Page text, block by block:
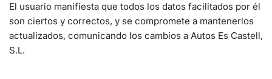
El usuario manifiesta que todos los datos facilitados por él
son ciertos y correctos, y se compromete a mantenerlos
actualizados, comunicando los cambios a Autos Es Castell,
S.L.